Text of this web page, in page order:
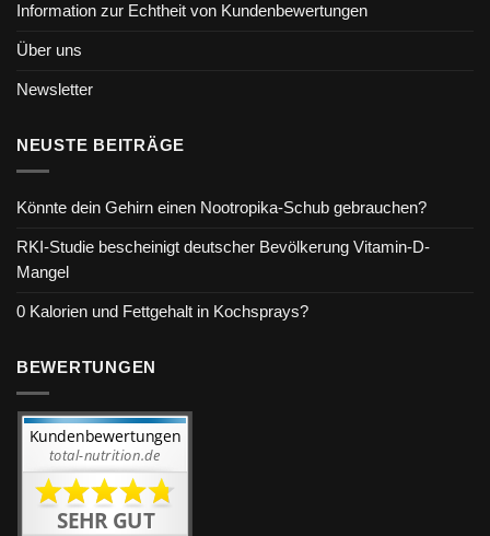
Information zur Echtheit von Kundenbewertungen
Über uns
Newsletter
NEUSTE BEITRÄGE
Könnte dein Gehirn einen Nootropika-Schub gebrauchen?
RKI-Studie bescheinigt deutscher Bevölkerung Vitamin-D-
Mangel
0 Kalorien und Fettgehalt in Kochsprays?
BEWERTUNGEN